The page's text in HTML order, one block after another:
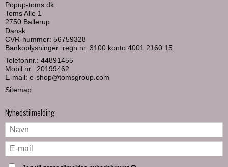
Popup-toms.dk
Toms Alle 1
2750 Ballerup
Dansk
CVR-nummer: 56759328
Bankoplysninger: regn nr. 3100 konto 4001 2160 15
Telefonnr.: 44891455
Mobil nr.: 20199462
E-mail: e-shop@tomsgroup.com
Sitemap
Nyhedstilmelding